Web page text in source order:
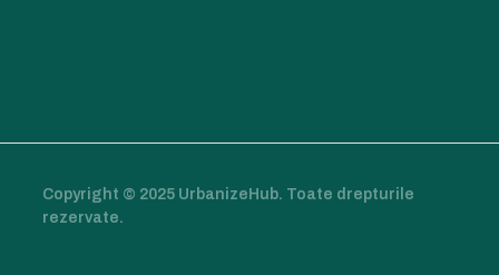
Copyright © 2025 UrbanizeHub. Toate drepturile
rezervate.